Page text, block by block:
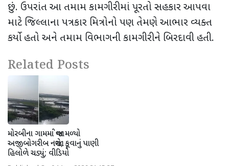
છું. ઉપરાંત આ તમામ કામગીરીમાં પૂરતો સહકાર આપવા
માટે જિલ્લાના પત્રકાર મિત્રોનો પણ તેમણે આભાર વ્યક્ત
કર્યો હતો અને તમામ વિભાગની કામગીરીને બિરદાવી હતી.
Related Posts
મોરબીના ગામમાં જોવા મળ્યો
અજીબોગરીબ નજારો, કૂવાનું પાણી
હિલોળે ચડ્યું; વીડિયો